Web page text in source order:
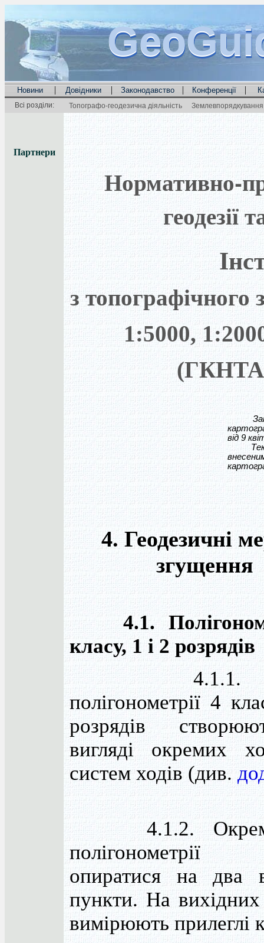
Новини | Довідники | Законодавство | Конференції |
Всі розділи: Топографо-геодезична діяльність
Партнери
Нормативно-
геодезії
з
1:5000,
від 9
Текст
4. Геодезичні
згущення
4.1.
класу, 1 і 2 розрядів
4.1.1.
полігонометрії 4
розрядів
вигляді окремих
систем ходів (див.
4.1.2.
полігонометрії
опиратися на два
пункти. На
вимірюють прилеглі